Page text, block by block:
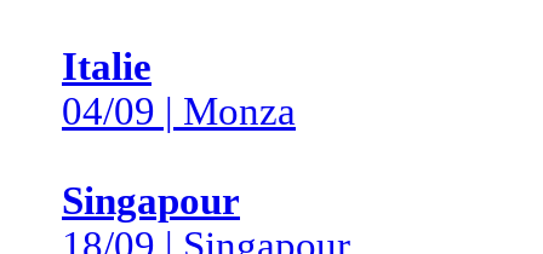
Italie
04/09 | Monza
Singapour